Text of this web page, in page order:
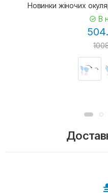
Новинки жіночих
В